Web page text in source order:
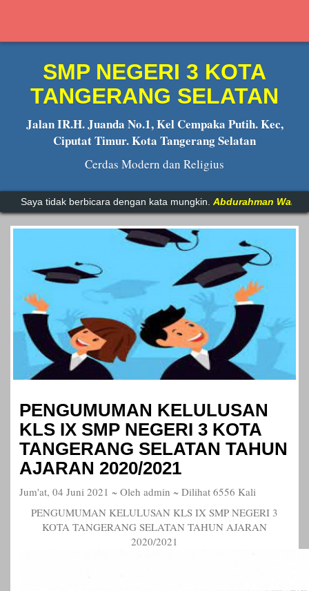
SMP NEGERI 3 KOTA
TANGERANG SELATAN
Jalan IR.H. Juanda No.1, Kel Cempaka Putih. Kec,
Ciputat Timur. Kota Tangerang Selatan
Cerdas Modern dan Religius
Saya tidak berbicara dengan kata mungkin. Abdurahman Wahid
PENGUMUMAN KELULUSAN
KLS IX SMP NEGERI 3 KOTA
TANGERANG SELATAN TAHUN
AJARAN 2020/2021
Jum'at, 04 Juni 2021 ~ Oleh admin ~ Dilihat 6556 Kali
PENGUMUMAN KELULUSAN KLS IX SMP NEGERI 3
KOTA TANGERANG SELATAN TAHUN AJARAN
2020/2021